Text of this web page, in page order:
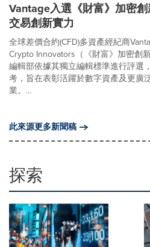
Vantage入選《財富》加密
交易創新實力
全球差價合約(CFD)多資產經紀商
Crypto Innovators（《財富》加密創
編輯部依據其獨立編輯標準進行評選
考，旨在表彰活躍於數字資產及更廣
業。...
此來源更多新聞稿
探索